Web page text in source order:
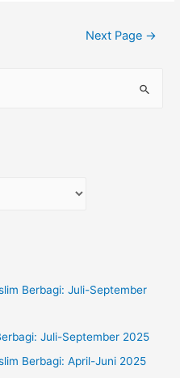
Next Page →
Berbagi: Juli-September
Juli-September 2025
Berbagi: April-Juni 2025